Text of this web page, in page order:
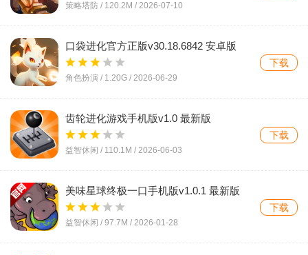
策略塔防 / 120.2M / 2026-07-10
口袋进化官方正版v30.18.6842 安卓版
角色扮演 / 1.20G / 2026-06-29
下载
齿轮进化游戏手机版v1.0 最新版
益智休闲 / 110.1M / 2026-06-03
下载
美味星球终极一口手机版v1.0.1 最新版
益智休闲 / 97.7M / 2026-01-28
下载